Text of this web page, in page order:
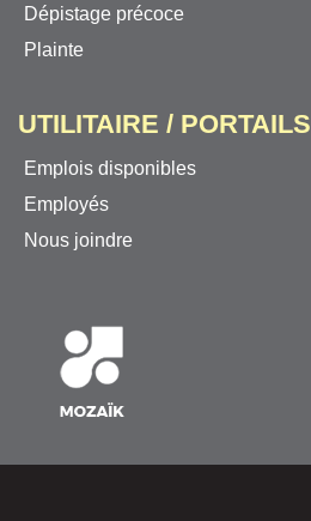
Dépistage précoce
Plainte
UTILITAIRE / PORTAILS
Emplois disponibles
Employés
Nous joindre